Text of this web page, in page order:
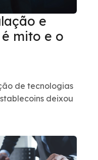
e
mito e o
de tecnologias
deixou